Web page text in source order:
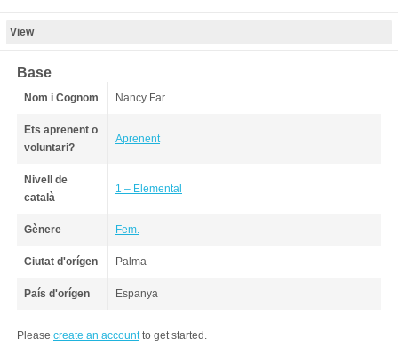
View
Base
Nom i Cognom Nancy Far
Ets aprenent o
voluntari?
Aprenent
Nivell de
català
1 – Elemental
Gènere Fem.
Ciutat d'orígen Palma
País d'orígen Espanya
Please create an accountto get started.